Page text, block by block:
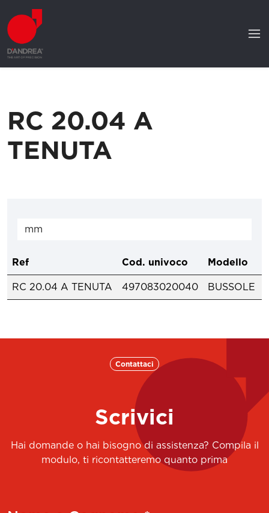
RC 20.04 A
TENUTA
Ref Cod. univoco Modello
RC 20.04 A TENUTA 497083020040 BUSSOLE
Contattaci
Scrivici
Hai domande o hai bisogno di assistenza? Compila il
modulo, ti ricontatteremo quanto prima